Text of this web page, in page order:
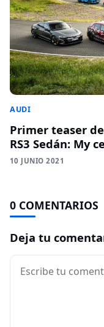
AUDI
Primer teaser
RS3 Sedán: My
10 JUNIO 2021
0 COMENTARIOS
Deja tu
Comentario